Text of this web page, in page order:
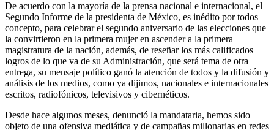
De acuerdo con la mayoría de la prensa nacional e internacional, el
Segundo Informe de la presidenta de México, es inédito por todos
concepto, para celebrar el segundo aniversario de las elecciones que
la convirtieron en la primera mujer en ascender a la primera
magistratura de la nación, además, de reseñar los más calificados
logros de lo que va de su Administración, que será tema de otra
entrega, su mensaje político ganó la atención de todos y la difusión y
análisis de los medios, como ya dijimos, nacionales e internacionales
escritos, radiofónicos, televisivos y cibernéticos.
Desde hace algunos meses, denunció la mandataria, hemos sido
objeto de una ofensiva mediática y de campañas millonarias en redes